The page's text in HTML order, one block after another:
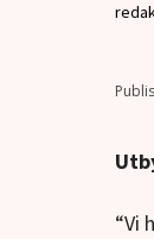
“Vi